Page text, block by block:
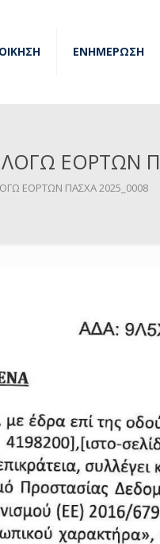
ΕΝΗΜΕΡΩΣΗ
ΕΟΡΤΩΝ
ΕΟΡΤΩΝ ΠΑΣΧΑ 2025_0008